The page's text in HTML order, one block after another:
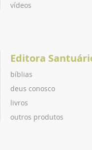
vídeos
Editora
bíblias
deus conosco
livros
outros produtos